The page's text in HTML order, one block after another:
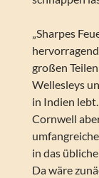
„Sharpes
großen
Wellesleys
in Indien
Cornwell
in das
Da wäre